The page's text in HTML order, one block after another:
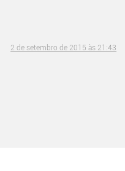
2 de setembro de 2015 às 21:43